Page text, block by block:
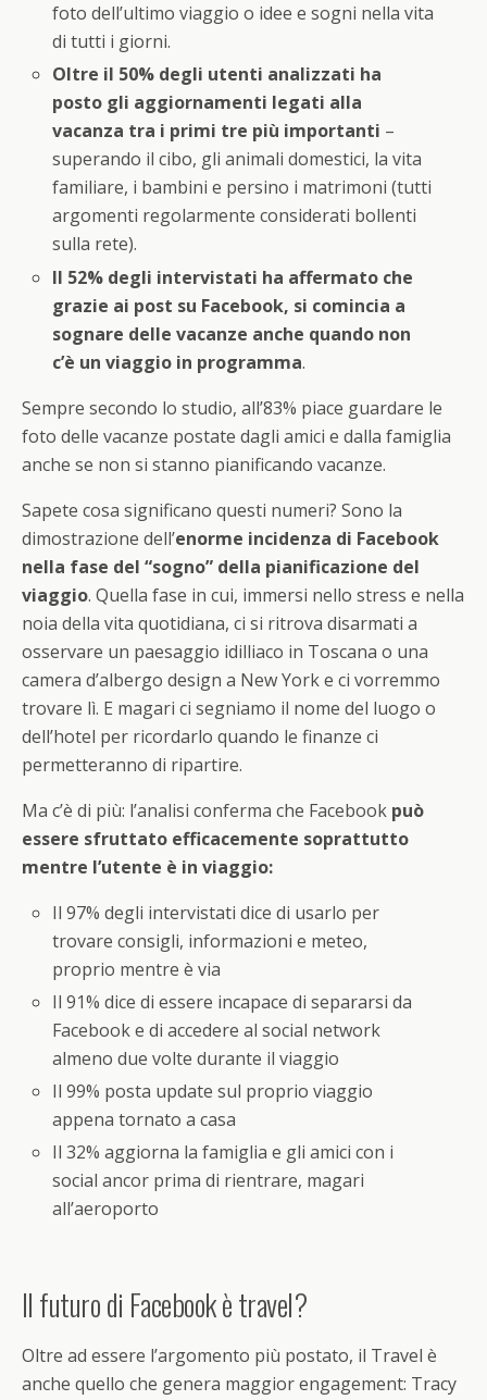
foto dell’ultimo viaggio o idee e sogni nella vita
di tutti i giorni.
Oltre il 50% degli utenti analizzati ha
posto gli aggiornamenti legati alla
vacanza tra i primi tre più importanti –
superando il cibo, gli animali domestici, la vita
familiare, i bambini e persino i matrimoni (tutti
argomenti regolarmente considerati bollenti
sulla rete).
Il 52% degli intervistati ha affermato che
grazie ai post su Facebook, si comincia a
sognare delle vacanze anche quando non
c’è un viaggio in programma.
Sempre secondo lo studio, all’83% piace guardare le
foto delle vacanze postate dagli amici e dalla famiglia
anche se non si stanno pianificando vacanze.
Sapete cosa significano questi numeri? Sono la
dimostrazione dell’enorme incidenza di Facebook
nella fase del “sogno” della pianificazione del
viaggio. Quella fase in cui, immersi nello stress e nella
noia della vita quotidiana, ci si ritrova disarmati a
osservare un paesaggio idilliaco in Toscana o una
camera d’albergo design a New York e ci vorremmo
trovare lì. E magari ci segniamo il nome del luogo o
dell’hotel per ricordarlo quando le finanze ci
permetteranno di ripartire.
Ma c’è di più: l’analisi conferma che Facebook può
essere sfruttato efficacemente soprattutto
mentre l’utente è in viaggio:
Il 97% degli intervistati dice di usarlo per
trovare consigli, informazioni e meteo,
proprio mentre è via
Il 91% dice di essere incapace di separarsi da
Facebook e di accedere al social network
almeno due volte durante il viaggio
Il 99% posta update sul proprio viaggio
appena tornato a casa
Il 32% aggiorna la famiglia e gli amici con i
social ancor prima di rientrare, magari
all’aeroporto
Il futuro di Facebook è travel?
Oltre ad essere l’argomento più postato, il Travel è
anche quello che genera maggior engagement: Tracy